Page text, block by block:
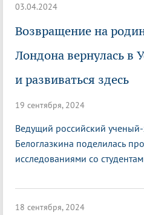
03.04.2024
Возвращение на
Лондона вернулась в
и развиваться здесь
19 сентября, 2024
Ведущий российский
Белоглазкина поделилась
исследованиями со
18 сентября, 2024